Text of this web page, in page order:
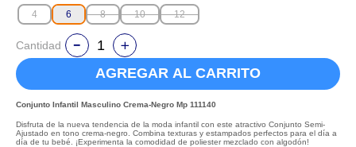
4 6 8 10 12
Cantidad
AGREGAR AL CARRITO
Conjunto Infantil Masculino Crema-Negro Mp 111140
Disfruta de la nueva tendencia de la moda infantil con este atractivo Conjunto Semi-
Ajustado en tono crema-negro. Combina texturas y estampados perfectos para el día a
día de tu bebé. ¡Experimenta la comodidad de poliester mezclado con algodón!